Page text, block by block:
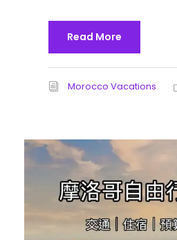
Read More
Morocco Vacations